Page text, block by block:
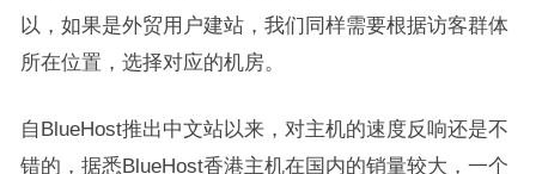
以，如果是外贸用户建站，我们同样需要根据访客群体
所在位置，选择对应的机房。
自BlueHost推出中文站以来，对主机的速度反响还是不
错的，据悉BlueHost香港主机在国内的销量较大，一个